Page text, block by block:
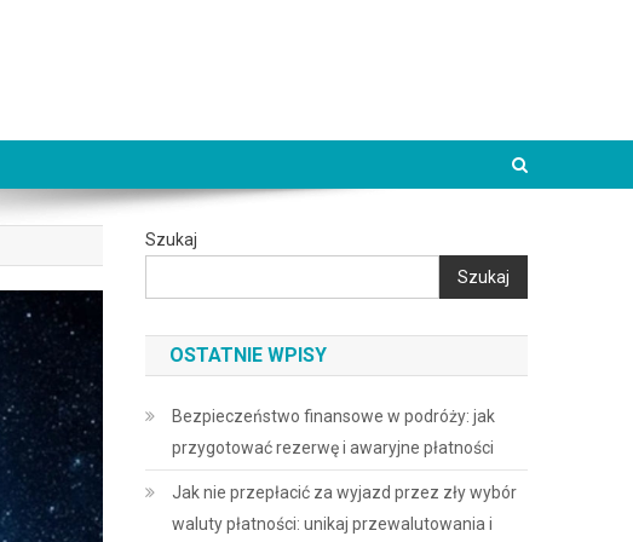
Szukaj
Szukaj
OSTATNIE WPISY
Bezpieczeństwo finansowe w podróży: jak
przygotować rezerwę i awaryjne płatności
Jak nie przepłacić za wyjazd przez zły wybór
waluty płatności: unikaj przewalutowania i